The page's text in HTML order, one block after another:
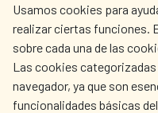
Usamos cookies para
realizar ciertas funciones.
sobre cada una de las
Las cookies
navegador, ya que son
funcionalidades básicas
AECID
SPANISH HUMANITARIAN
ACTION